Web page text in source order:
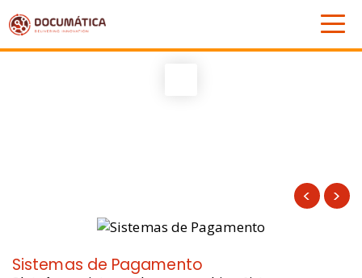
Sistemas de Pagamento